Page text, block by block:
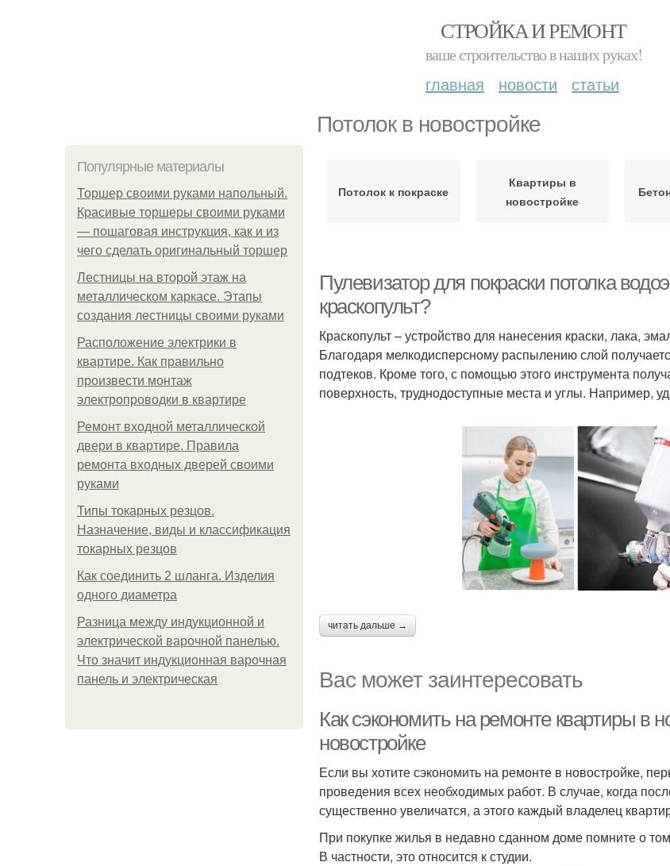
СТРОЙКА И РЕМОНТ
ваше строительство в наших руках!
главная новости статьи
Потолок в новостройке
Популярные материалы
Торшер своими руками напольный.
Красивые торшеры своими руками
— пошаговая инструкция, как и из
чего сделать оригинальный торшер
Лестницы на второй этаж на
металлическом каркасе. Этапы
создания лестницы своими руками
Расположение электрики в
квартире. Как правильно
произвести монтаж
электропроводки в квартире
Ремонт входной металлической
двери в квартире. Правила
ремонта входных дверей своими
руками
Типы токарных резцов.
Назначение, виды и классификация
токарных резцов
Как соединить 2 шланга. Изделия
одного диаметра
Разница между индукционной и
электрической варочной панелью.
Что значит индукционная варочная
панель и электрическая
Потолок к покраске
Квартиры в
новостройке
Пулевизатор для покраски потолка
краскопульт?
Краскопульт – устройство для нанесения краски, лака,
Благодаря мелкодисперсному распылению слой
подтеков. Кроме того, с помощью этого инструмента
поверхность, труднодоступные места и углы. Например,
читать дальше →
Вас может заинтересовать
Как сэкономить на ремонте квартиры в
новостройке
Если вы хотите сэкономить на ремонте в новостройке,
проведения всех необходимых работ. В случае, когда
существенно увеличатся, а этого каждый владелец
При покупке жилья в недавно сданном доме помните о
В частности, это относится к студии.